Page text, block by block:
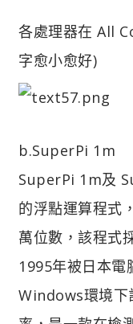
各處理器在 All
字愈小愈好)
b.SuperPi 1m
SuperPi 1m及
的浮點運算程式
萬位數，該程式
1995年被日本電
Windows環境下